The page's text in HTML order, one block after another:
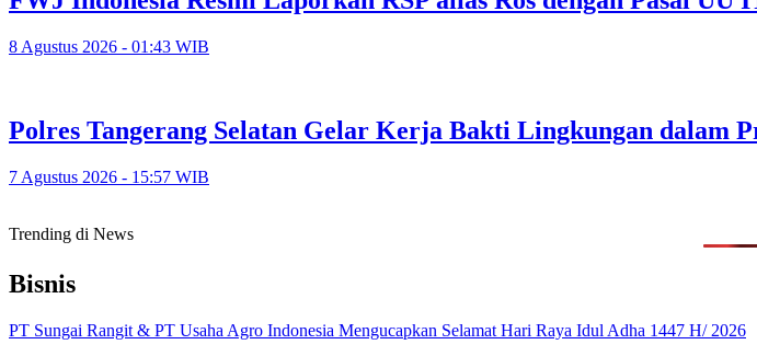
8 Agustus 2026 - 01:43 WIB
Polres Tangerang Selatan Gelar Kerja Bakti Lingkungan dalam
7 Agustus 2026 - 15:57 WIB
Trending di News
Bisnis
PT Sungai Rangit & PT Usaha Agro Indonesia Mengucapkan Selamat Hari Raya Idul Adha 1447 H/ 2026